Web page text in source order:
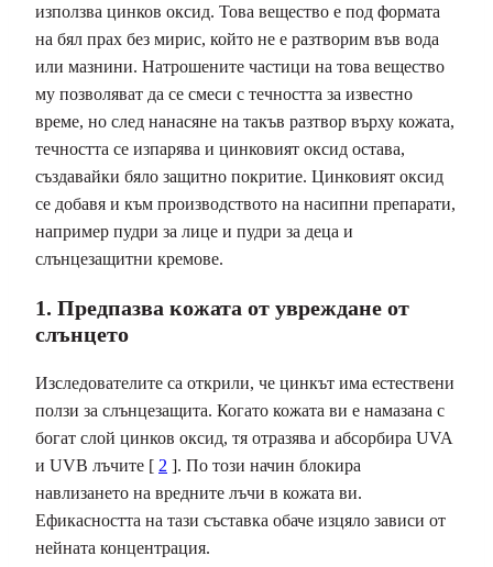
използва цинков оксид. Това вещество е под формата
на бял прах без мирис, който не е разтворим във вода
или мазнини. Натрошените частици на това вещество
му позволяват да се смеси с течността за известно
време, но след нанасяне на такъв разтвор върху кожата,
течността се изпарява и цинковият оксид остава,
създавайки бяло защитно покритие. Цинковият оксид
се добавя и към производството на насипни препарати,
например пудри за лице и пудри за деца и
слънцезащитни кремове.
1. Предпазва кожата от увреждане от
слънцето
Изследователите са открили, че цинкът има естествени
ползи за слънцезащита. Когато кожата ви е намазана с
богат слой цинков оксид, тя отразява и абсорбира UVA
и UVB лъчите [ 2 ]. По този начин блокира
навлизането на вредните лъчи в кожата ви.
Ефикасността на тази съставка обаче изцяло зависи от
нейната концентрация.